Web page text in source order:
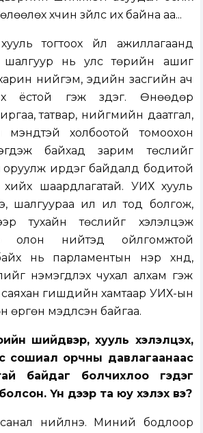
хүчин зүйлс их байна аа...
тогтоох үйл ажиллагаанд
шалгуур нь улс төрийн ашиг
нийгэм, эдийн засгийн ач
ёстой гэж үздэг. Өнөөдөр
татвар, нийгмийн даатгал,
мэндтэй холбоотой томоохон
байхад зарим төслийг
оруулж ирдэг байдалд бодитой
шаардлагатай. УИХ хууль
шалгуураа илүү ил тод болгож,
тухайн төслийг хэлэлцэж
олон нийтэд ойлгомжтой
нь парламентын нэр хүнд,
нэмэгдүүлэх чухал алхам гэж
гишүүдийн хамтаар УИХ-ын
өргөн мэдүүлсэн байгаа.
шийдвэр, хууль хэлэлцэх,
сошиал орчны давлагаанаас
байдаг болчихлоо гэдэг
Үүн дээр та юу хэлэх вэ?
нийлнэ. Миний бодлоор